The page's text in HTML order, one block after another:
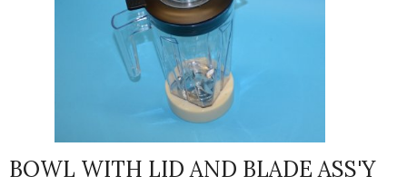
BOWL WITH LID AND BLADE ASS'Y